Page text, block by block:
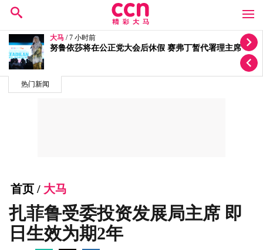
热门新闻
大马 / 9 小时前
质疑选区拨款变成公正党区部基金 李健聪促政府交代
首页 / 大马
扎菲鲁受委投资发展局主席 即
日生效为期2年